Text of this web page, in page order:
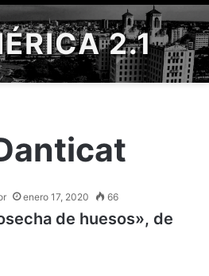
2.1
enero 17, 2020 66
de huesos», de